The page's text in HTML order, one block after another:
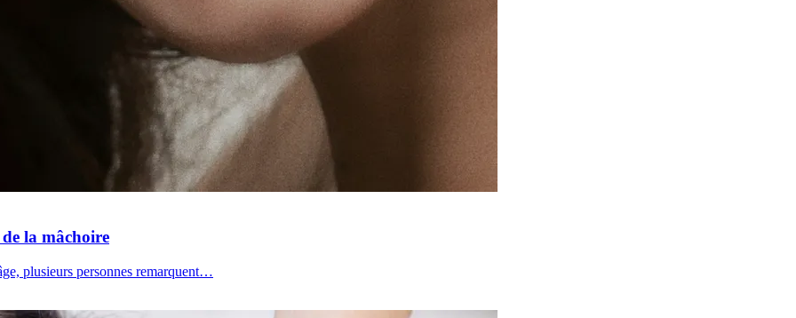
la mâchoire
plusieurs personnes remarquent…